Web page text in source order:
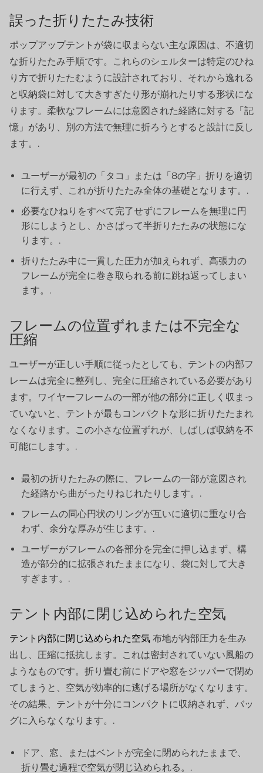
誤った折りたたみ技術
ポップアップテントが袋に収まらない主な原因は、不適切
な折りたたみ手順です。これらのシェルターは特定のひね
り方で折りたたむように設計されており、それから逸れる
と収納袋に対して大きすぎたり形が崩れたりする形状にな
ります。柔軟なフレームには意図された経路に対する「記
憶」があり、別の方法で無理に折ろうとすると設計に反し
ます。.
ユーザーが最初の「タコ」または「8の字」折りを適切
に行えず、これが折りたたみ全体の基礎となります。.
必要なひねりをすべて完了せずにフレームを無理に円
形にしようとし、かさばって半折りたたみの状態にな
ります。.
折りたたみ中に一貫した圧力が加えられず、高張力の
フレームが完全に巻き取られる前に跳ね返ってしまい
ます。.
フレームの位置ずれまたは不完全な
圧縮
ユーザーが正しい手順に従ったとしても、テントの内部フ
レームは完全に整列し、完全に圧縮されている必要があり
ます。ワイヤーフレームの一部が他の部分に正しく収まっ
ていないと、テントが最もコンパクトな形に折りたたまれ
なくなります。この小さな位置ずれが、しばしば収納を不
可能にします。.
最初の折りたたみの際に、フレームの一部が意図され
た経路から曲がったりねじれたりします。.
フレームの同心円状のリングが互いに適切に重なり合
わず、余分な厚みが生じます。.
ユーザーがフレームの各部分を完全に押し込まず、構
造が部分的に拡張されたままになり、袋に対して大き
すぎます。.
テント内部に閉じ込められた空気
テント内部に閉じ込められた空気 布地が内部圧力を生み
出し、圧縮に抵抗します。これは密封されていない風船の
ようなものです。折り畳む前にドアや窓をジッパーで閉め
てしまうと、空気が効率的に逃げる場所がなくなります。
その結果、テントが十分にコンパクトに収納されず、バッ
グに入らなくなります。.
ドア、窓、またはベントが完全に閉められたままで、
折り畳む過程で空気が閉じ込められる。.